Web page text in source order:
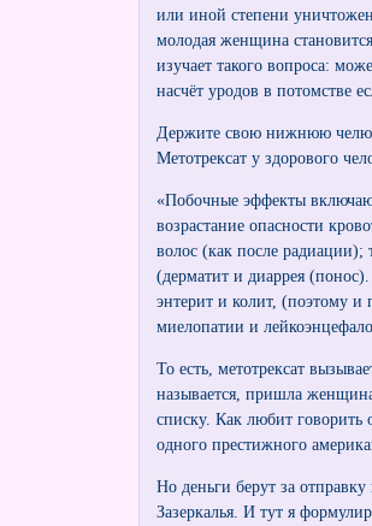
или иной степени
молодая женщина
изучает такого вопроса:
насчёт уродов в потомстве
Держите свою нижнюю
Метотрексат у здорового
«Побочные эффекты
возрастание опасности
волос (как после
(дерматит и диаррея
энтерит и колит, (поэтому
миелопатии и
То есть, метотрексат
называется, пришла
списку. Как любит говорить
одного престижного
Но деньги берут за
Зазеркалья. И тут я